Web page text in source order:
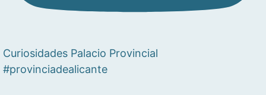
Curiosidades Palacio Provincial
#provinciadealicante